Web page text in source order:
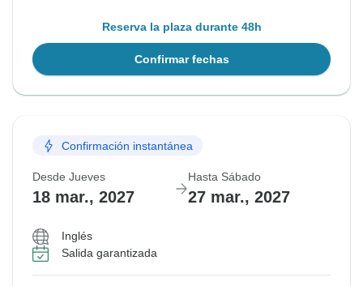
Reserva la plaza durante 48h
Confirmar fechas
Confirmación instantánea
Desde Jueves
18 mar., 2027
Hasta Sábado
27 mar., 2027
Inglés
Salida garantizada